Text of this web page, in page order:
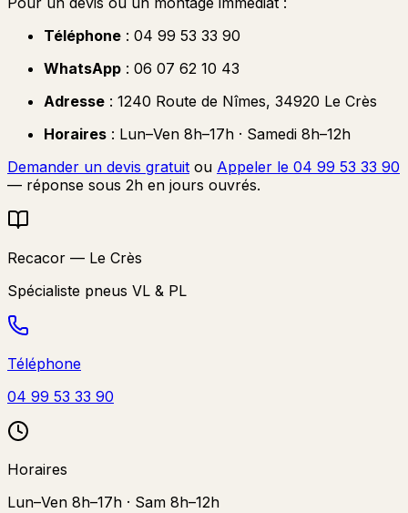
Téléphone : 04 99 53 33 90
WhatsApp : 06 07 62 10 43
Adresse : 1240 Route de Nîmes, 34920 Le Crès
Horaires : Lun–Ven 8h–17h · Samedi 8h–12h
Demander un devis gratuit ou Appeler le 04 99 53 33 90
— réponse sous 2h en jours ouvrés.
Recacor — Le Crès
Spécialiste pneus VL & PL
Téléphone
04 99 53 33 90
Horaires
Lun–Ven 8h–17h · Sam 8h–12h